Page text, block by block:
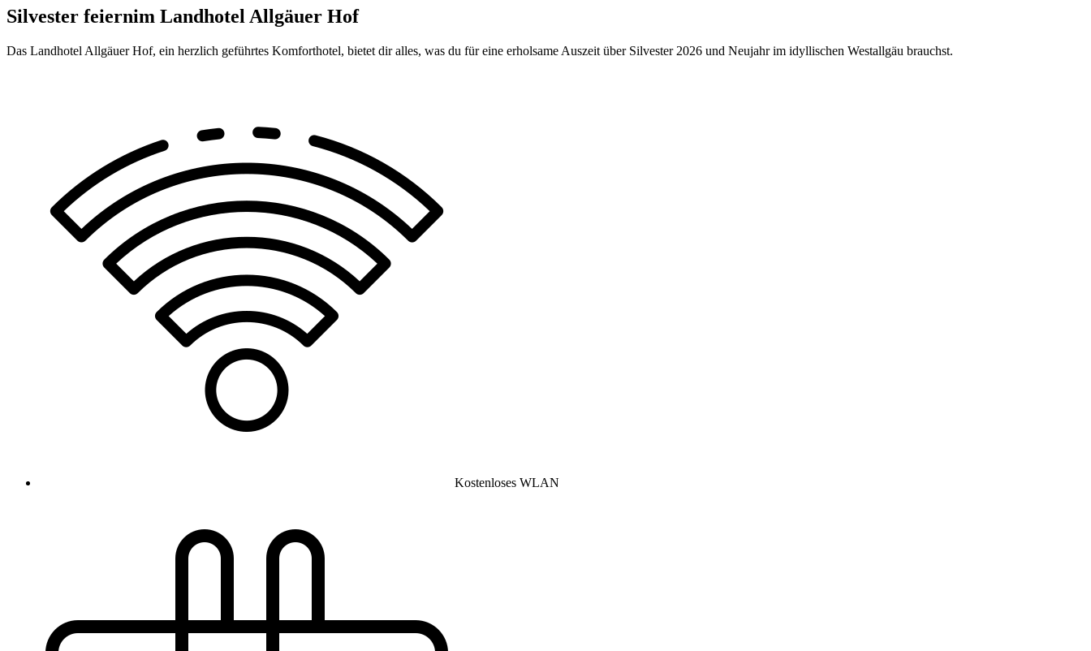
Silvester feiernim Landhotel Allgäuer Hof
Das Landhotel Allgäuer Hof, ein herzlich geführtes Komforthotel, bietet dir alles, was du für eine erholsame Auszeit über Silvester 2026 und Neujahr im idyllischen Westallgäu brauchst.
Kostenloses WLAN